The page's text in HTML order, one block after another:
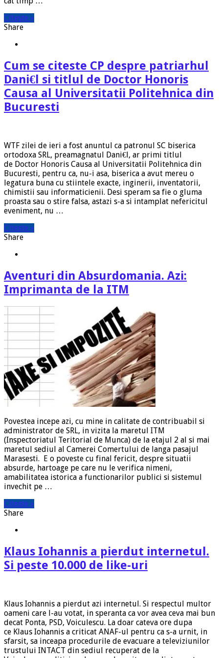
Citeste »
Share
Cum se citeste CP despre patriarhul
Dani€l si titlul de Doctor Honoris
Causa al Universitatii Politehnica din
Bucuresti
WTF zilei de ieri a fost anuntul ca patronul SC biserica
ortodoxa SRL, preamagnatul Dani€l, ar primi titlul
de Doctor Honoris Causa al Universitatii Politehnica din
Bucuresti, pentru ca, nu-i asa, biserica a avut mereu o
legatura buna cu stiintele exacte, inginerii, inventatorii,
chimistii sau informaticienii. Desi speram sa fie o gluma
proasta sau o stire falsa, astazi s-a si intamplat nefericitul
eveniment, nu …
Citeste »
Share
Aventuri din Absurdomania. Azi:
Imprimanta de la ITM
Povestea incepe azi, cu mine in calitate de contribuabil si
administrator de SRL, in vizita la maretul ITM
(Inspectoriatul Teritorial de Munca) de la etajul 2 al si mai
maretul sediul al Camerei Comertului de langa pasajul
Marasesti. E o poveste cu final fericit, despre situatii
absurde, hartoage pe care nu le verifica nimeni,
amabilitatea istorica a functionarilor publici si sistemul
invechit pe …
Citeste »
Share
Klaus Iohannis a pierdut internetul.
Si peste 10.000 de like-uri
Klaus Iohannis a pierdut azi internetul. Si respectul multor
oameni care l-au votat, in speranta ca vor avea ceva mai bun
decat Ponta, PSD, Voiculescu. La doar cateva ore dupa
ce Klaus Iohannis a criticat ANAF-ul pentru ca s-a urnit, in
sfarsit, sa inceapa procedurile de evacuare a televiziunilor
trustului INTACT din sediul recuperat de la